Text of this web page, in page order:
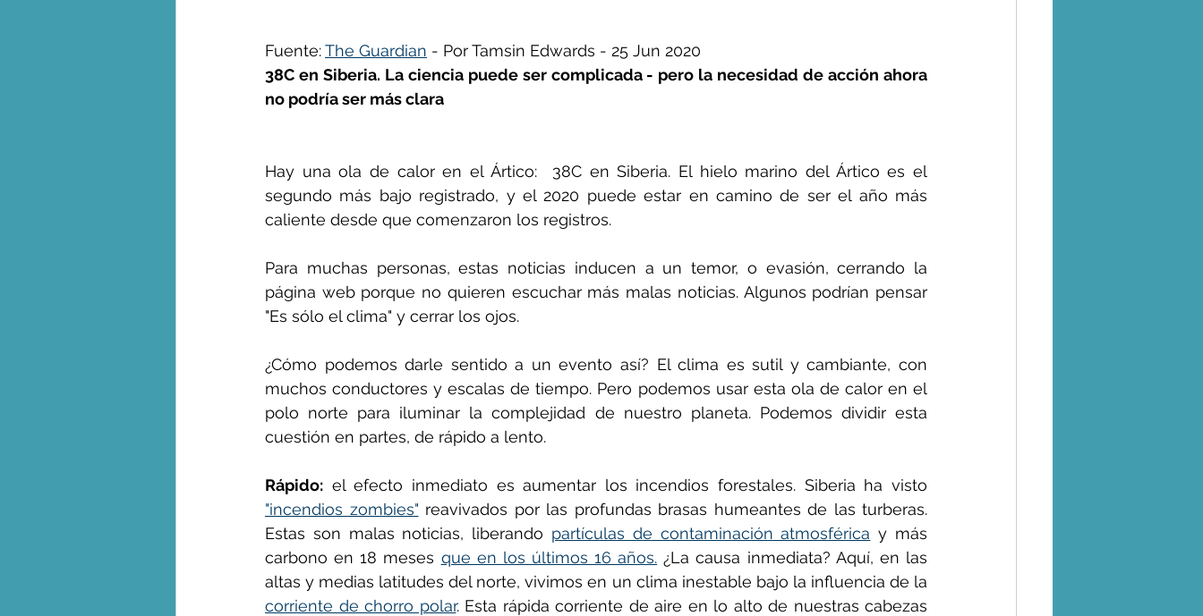
George Monbiot en español Huella de carbono
Fuente: The Guardian - Por Tamsin Edwards - 25 Jun 2020
38C en Siberia. La ciencia puede ser complicada - pero la necesidad de acción ahora
no podría ser más clara
Hay una ola de calor en el Ártico:  38C en Siberia. El hielo marino del Ártico es el
segundo más bajo registrado, y el 2020 puede estar en camino de ser el año más
caliente desde que comenzaron los registros.
Para muchas personas, estas noticias inducen a un temor, o evasión, cerrando la
página web porque no quieren escuchar más malas noticias. Algunos podrían pensar
"Es sólo el clima" y cerrar los ojos.
¿Cómo podemos darle sentido a un evento así? El clima es sutil y cambiante, con
muchos conductores y escalas de tiempo. Pero podemos usar esta ola de calor en el
polo norte para iluminar la complejidad de nuestro planeta. Podemos dividir esta
cuestión en partes, de rápido a lento.
Rápido:
"incendios zombies" reavivados por las profundas brasas humeantes de las turberas.
Estas son malas noticias, liberando partículas de contaminación atmosférica y más
carbono en 18 meses que en los últimos 16 años. ¿La causa inmediata? Aquí, en las
corriente de chorro polar. Esta rápida corriente de aire en lo alto de nuestras cabezas